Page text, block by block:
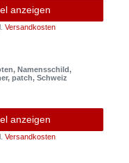
anzeigen
Versandkosten
Namensschild,
patch, Schweiz
anzeigen
Versandkosten